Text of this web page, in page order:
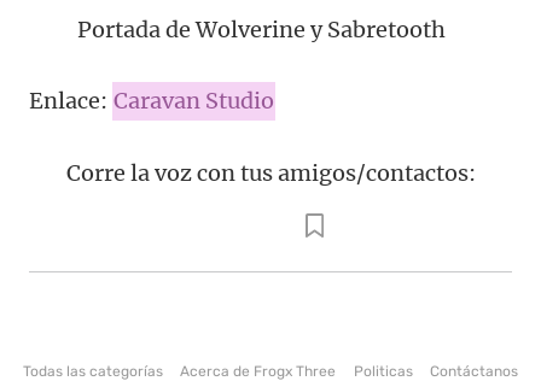
Portada de Wolverine y Sabretooth
Enlace: Caravan Studio
Corre la voz con tus amigos/contactos:
Todas las categorías Acerca de Frogx Three Politicas Contáctanos